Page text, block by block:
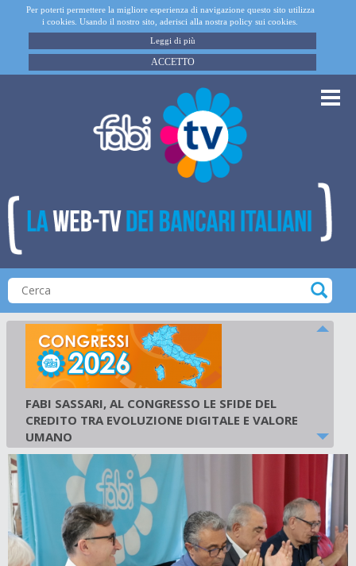
Per poterti permettere la migliore esperienza di navigazione questo sito utilizza
i cookies. Usando il nostro sito, aderisci alla nostra policy sui cookies.
Leggi di più
ACCETTO
FABI SASSARI, AL CONGRESSO LE SFIDE DEL
CREDITO TRA EVOLUZIONE DIGITALE E VALORE
UMANO
28 giugno 2026-Congressi 2026